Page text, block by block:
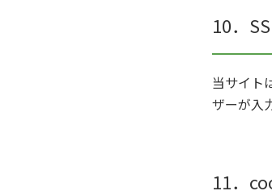
10．
当サイト
ザーが入
11．